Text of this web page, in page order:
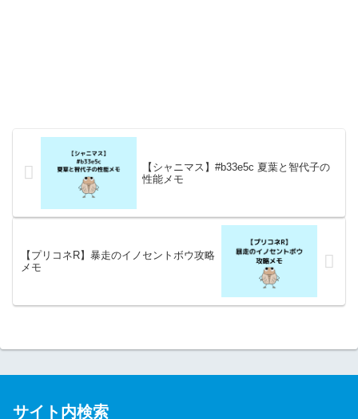
【シャニマス】#b33e5c 夏葉と智代子の
性能メモ
【プリコネR】暴走のイノセントボウ攻略
メモ
サイト内検索